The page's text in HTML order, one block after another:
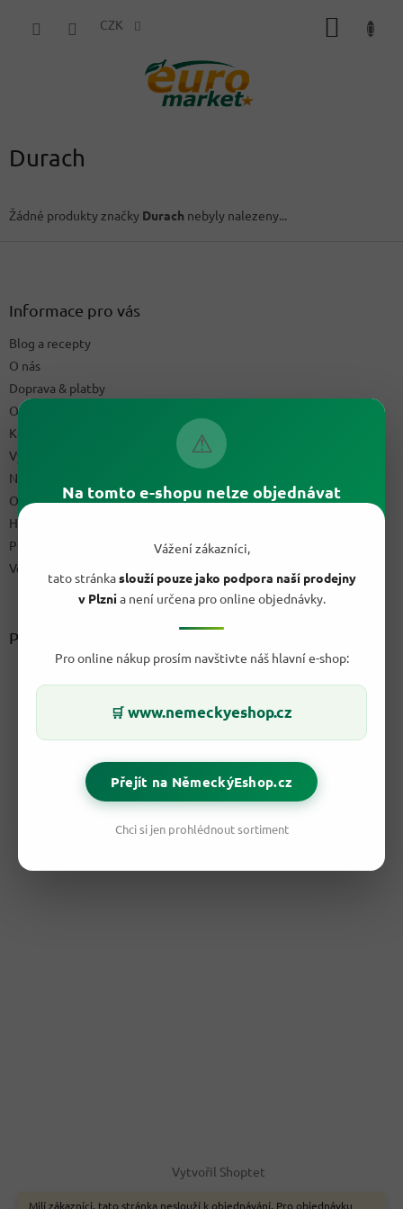
⚠
Na tomto e-shopu nelze objednávat
Vážení zákazníci,
tato stránkaslouží pouze jako podpora naší prodejny
v Plznia není určena pro online objednávky.
Pro online nákup prosím navštivte náš hlavní e-shop:
🛒 www.nemeckyeshop.cz
Přejít na NěmeckýEshop.cz
Chci si jen prohlédnout sortiment
Milí zákazníci, tato stránka neslouží k objednávání. Pro objednávku
CZK
Durach
Žádné produkty značky Durach nebyly nalezeny...
Informace pro vás
Blog a recepty
O nás
Doprava & platby
Obchodní podmínky
Kontakty
Výdejní místo
Napište nám
Ochrana osobních údajů GDPR
Hodnocení obchodu
Podmínky uplatnění práv z vadného plnění a reklamační řád
Velkoobchod
Přijímáme online platby
Vytvořil Shoptet